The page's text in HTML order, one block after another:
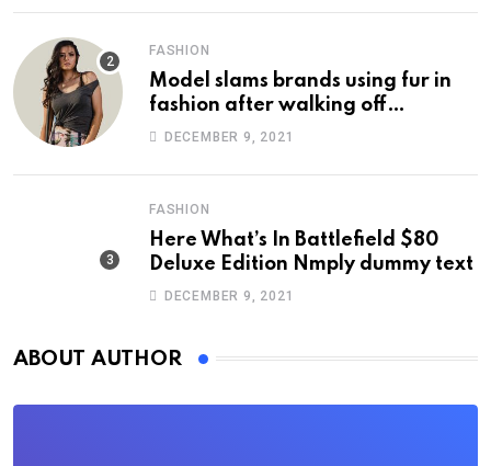
FASHION
Model slams brands using fur in
fashion after walking off
photoshoot
DECEMBER 9, 2021
FASHION
Here What’s In Battlefield $80
Deluxe Edition Nmply dummy text
DECEMBER 9, 2021
ABOUT AUTHOR